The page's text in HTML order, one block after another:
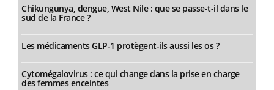
Chikungunya, dengue, West Nile : que se passe-t-il dans le
sud de la France ?
Les médicaments GLP-1 protègent-ils aussi les os ?
Cytomégalovirus : ce qui change dans la prise en charge
des femmes enceintes